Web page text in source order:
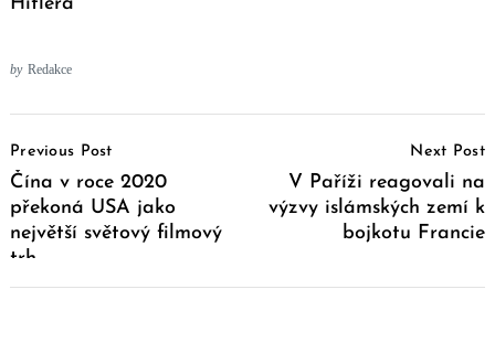
by Redakce
Navigation
Previous Post
Čína v roce 2020
překoná USA jako
největší světový filmový
trh
Next Post
V Paříži reagovali na
výzvy islámských zemí k
bojkotu Francie